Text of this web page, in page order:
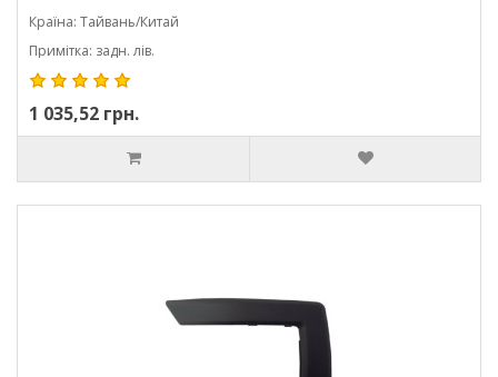
Країна: Тайвань/Китай
Примітка: задн. лів.
1 035,52 грн.